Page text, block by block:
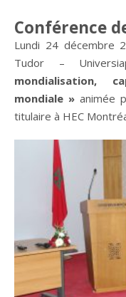
Conférence
Lundi 24 décembre
Tudor –
mondialisation,
mondiale »animée
titulaire à HEC